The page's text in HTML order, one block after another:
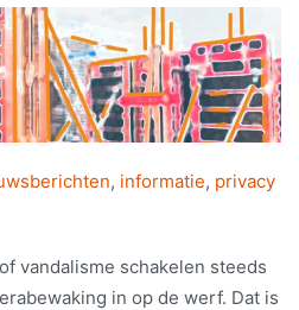
, informatie, privacy
vandalisme schakelen steeds
in op de werf. Dat is